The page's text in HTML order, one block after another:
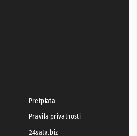
Pretplata
Pravila privatnosti
24sata.biz